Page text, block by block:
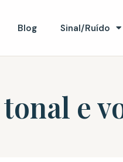
Blog Sinal/Ruído
e